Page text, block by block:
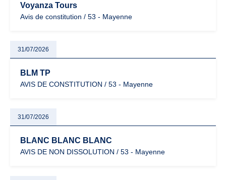
Voyanza Tours
Avis de constitution / 53 - Mayenne
31/07/2026
BLM TP
AVIS DE CONSTITUTION / 53 - Mayenne
31/07/2026
BLANC BLANC BLANC
AVIS DE NON DISSOLUTION / 53 - Mayenne